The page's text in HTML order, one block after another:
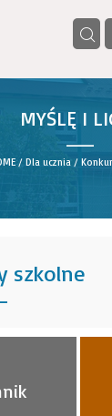
MYŚLĘ I
__
/Dla ucznia /
szkolne